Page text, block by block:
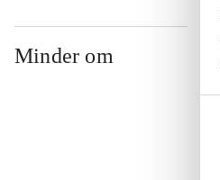
Minder om